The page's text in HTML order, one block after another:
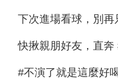
下次進場看球，別再
快揪親朋好友，直奔
#不演了就是這麼好